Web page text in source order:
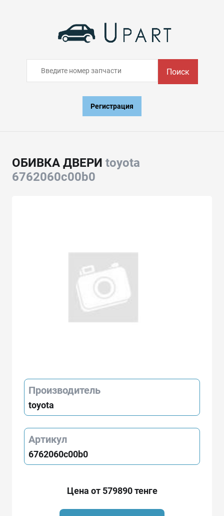
Поиск
Регистрация
ОБИВКА ДВЕРИ toyota
6762060c00b0
Производитель
toyota
Артикул
6762060c00b0
Цена от 579890 тенге